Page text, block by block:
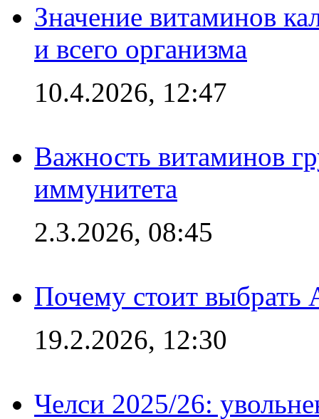
Значение витаминов
и всего организма
10.4.2026, 12:47
Важность витаминов
иммунитета
2.3.2026, 08:45
Почему стоит выбрать
19.2.2026, 12:30
Челси 2025/26: